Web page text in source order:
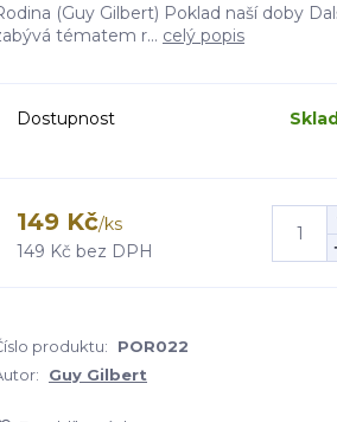
(Guy Gilbert) Poklad naší doby
tématem r... celý popis
Dostupnost
149 Kč/ks
149 Kč bez DPH
produktu: POR022
Guy Gilbert